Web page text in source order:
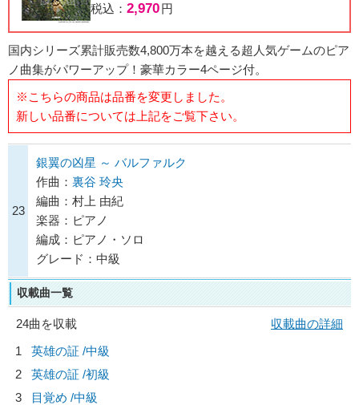
税込： 2,970円
国内シリーズ累計販売数4,800万本を越える超人気ゲームのピア
ノ曲集がパワーアップ！豪華カラー4ページ付。
※こちらの商品は品番を変更しました。
新しい品番については上記をご覧下さい。
23
銀翼の凶星 ～ バルファルク
作曲： 裏谷 玲央
編曲：村上 由紀
楽器：ピアノ
編成：ピアノ・ソロ
グレード：中級
収載曲一覧
24曲を収載
収載曲の詳細
1
英雄の証 /中級
2
英雄の証 /初級
3
目覚め /中級